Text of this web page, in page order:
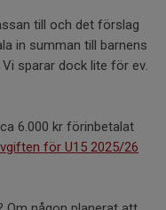
till och det förslag
in summan till barnens
sparar dock lite för ev.
6.000 kr förinbetalat
för U15 2025/26